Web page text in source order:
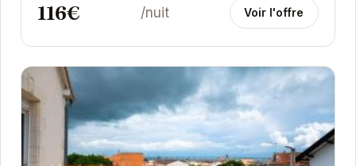
116€ /nuit Voir l'offre